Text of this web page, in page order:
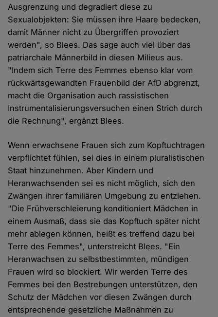
Ausgrenzung und degradiert diese zu
Sexualobjekten: Sie müssen ihre Haare bedecken,
damit Männer nicht zu Übergriffen provoziert
werden", so Blees. Das sage auch viel über das
patriarchale Männerbild in diesen Milieus aus.
"Indem sich Terre des Femmes ebenso klar vom
rückwärtsgewandten Frauenbild der AfD abgrenzt,
macht die Organisation auch rassistischen
Instrumentalisierungsversuchen einen Strich durch
die Rechnung", ergänzt Blees.
Wenn erwachsene Frauen sich zum Kopftuchtragen
verpflichtet fühlen, sei dies in einem pluralistischen
Staat hinzunehmen. Aber Kindern und
Heranwachsenden sei es nicht möglich, sich den
Zwängen ihrer familiären Umgebung zu entziehen.
"Die Frühverschleierung konditioniert Mädchen in
einem Ausmaß, dass sie das Kopftuch später nicht
mehr ablegen können, heißt es treffend dazu bei
Terre des Femmes", unterstreicht Blees. "Ein
Heranwachsen zu selbstbestimmten, mündigen
Frauen wird so blockiert. Wir werden Terre des
Femmes bei den Bestrebungen unterstützen, den
Schutz der Mädchen vor diesen Zwängen durch
entsprechende gesetzliche Maßnahmen zu